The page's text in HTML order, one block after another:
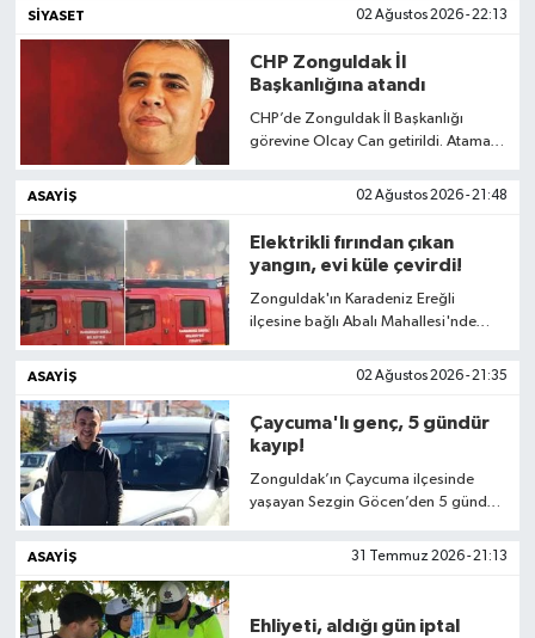
ekiplerinin arama çalışmaları
SIYASET 02 Ağustos 2026 - 22:13
CHP Zonguldak İl
Başkanlığına atandı
CHP’de Zonguldak İl Başkanlığı
görevine Olcay Can getirildi. Atama
yeni görevlendirmeler kapsamında
ASAYIŞ 02 Ağustos 2026 - 21:48
Elektrikli fırından çıkan
yangın, evi küle çevirdi!
Zonguldak'ın Karadeniz Ereğli
ilçesine bağlı Abalı Mahallesi'nde
kullanılamaz hale geldi. İlk
fırından kaynaklandığı değerlendirildi.
ASAYIŞ 02 Ağustos 2026 - 21:35
Çaycuma'lı genç, 5 gündür
kayıp!
Zonguldak’ın Çaycuma ilçesinde
yaşayan Sezgin Göcen’den 5 gündür
bulunabilmesi için yetkili
ASAYIŞ 31 Temmuz 2026 - 21:13
Ehliyeti, aldığı gün iptal
Tüm Haberler